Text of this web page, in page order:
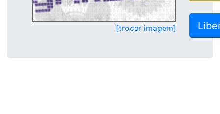
[trocar imagem]